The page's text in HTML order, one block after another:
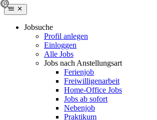
Jobsuche
Profil anlegen
Einloggen
Alle Jobs
Jobs nach Anstellungsart
Ferienjob
Freiwilligenarbeit
Home-Office Jobs
Jobs ab sofort
Nebenjob
Praktikum